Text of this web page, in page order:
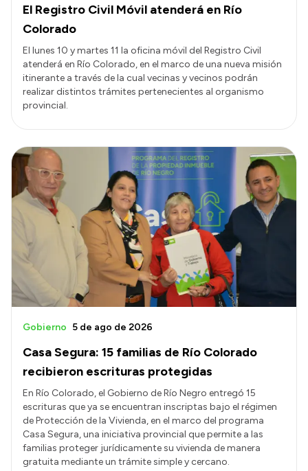
El Registro Civil Móvil atenderá en Río
Colorado
El lunes 10 y martes 11 la oficina móvil del Registro Civil
atenderá en Río Colorado, en el marco de una nueva misión
itinerante a través de la cual vecinas y vecinos podrán
realizar distintos trámites pertenecientes al organismo
provincial.
Casa Segura: 15 familias de Río Colorado
recibieron escrituras protegidas
Gobierno 5 de ago de 2026
En Río Colorado, el Gobierno de Río Negro entregó 15
escrituras que ya se encuentran inscriptas bajo el régimen
de Protección de la Vivienda, en el marco del programa
Casa Segura, una iniciativa provincial que permite a las
familias proteger jurídicamente su vivienda de manera
gratuita mediante un trámite simple y cercano.